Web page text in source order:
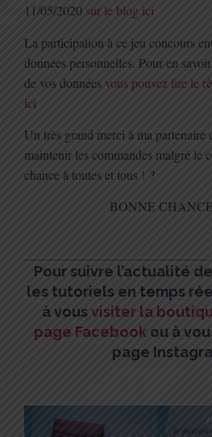
11/05/2020 sur le blog ici
La participation à ce jeu concours
données personnelles. Pour en
de vos donnéesvous pouvez lire le
ici
Un très grand merci à ma partenaire
maintenir les commandes malgré le
chance à toutes et tous ! ?
BONNE
Pour suivre l’actualité
les tutoriels en temps
à vousvisiter la
page Facebook ou à
page